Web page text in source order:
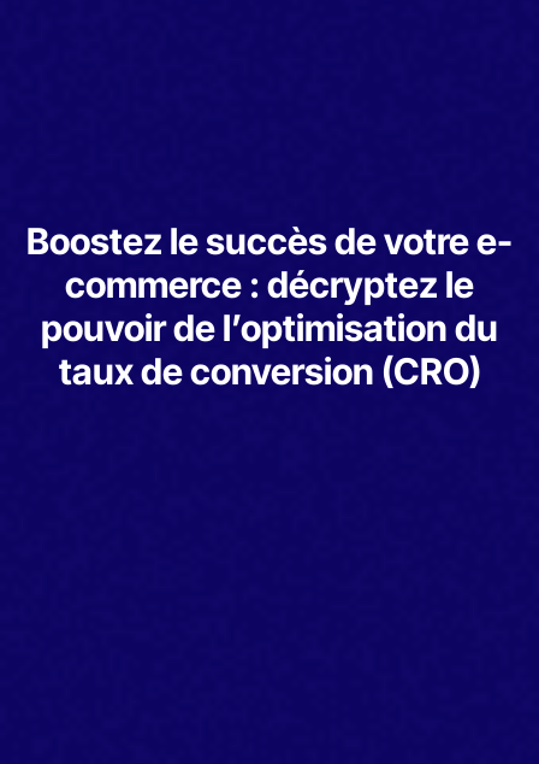
Boostez le succès de votre e-
commerce : décryptez le
pouvoir de l’optimisation du
taux de conversion (CRO)